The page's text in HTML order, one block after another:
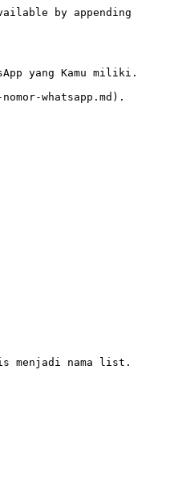
by appending
yang Kamu miliki.
whatsapp.md).
menjadi nama list.